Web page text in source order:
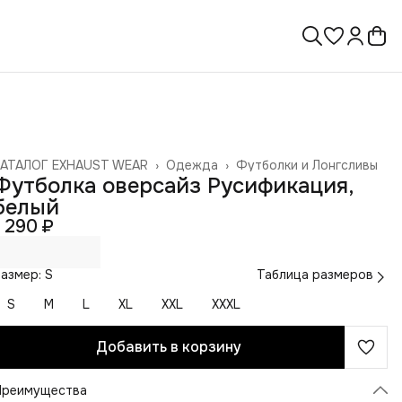
Футболки и Лонгсливы
Одежда ›
EXHAUST WEAR ›
›
оверсайз Русификация,
290 ₽
S
Таблица размеров
S
M L XL XXL XXXL
Добавить в корзину